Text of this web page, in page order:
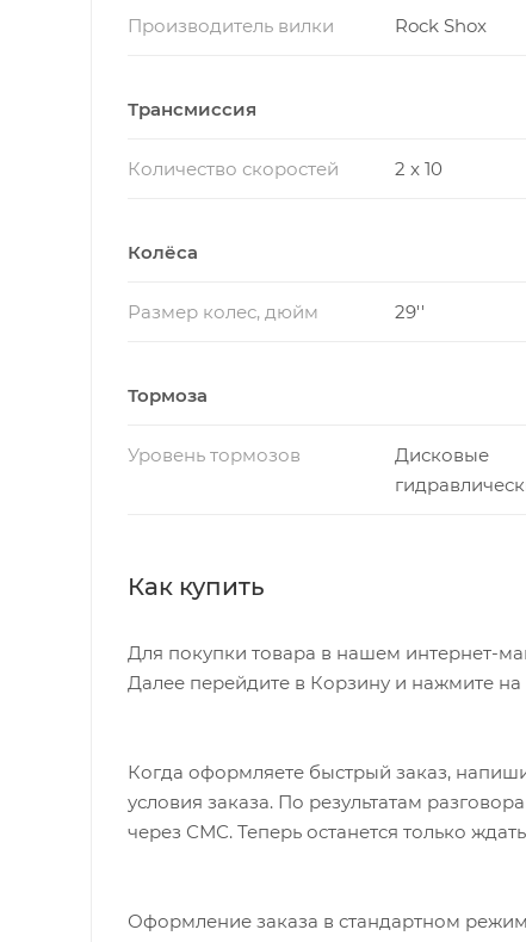
Производитель вилки Rock Shox
Трансмиссия
Количество скоростей 2 x 10
Колёса
Размер колес, дюйм 29''
Тормоза
Уровень тормозов
Дисковые
Как купить
Для покупки товара в нашем интернет-
Далее перейдите в Корзину и нажмите
Когда оформляете быстрый заказ,
условия заказа. По результатам
через СМС. Теперь останется только
Оформление заказа в стандартном